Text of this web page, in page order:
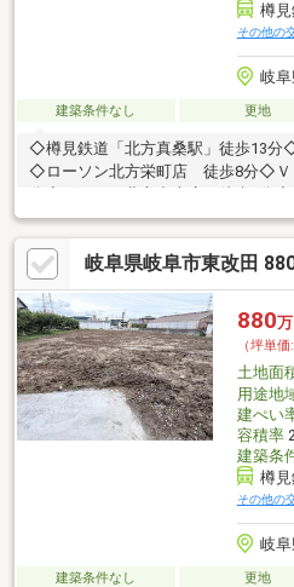
樽
その他の
岐
建築条件なし 更地
◇樽見鉄道「北方真桑駅」徒歩13
◇ローソン北方栄町店 徒歩8分◇Ｖ
歩8分◇岐阜第一高校 徒歩9分
岐阜県岐阜市東改田
880
（坪単価
土地面
用途地
建ぺい
容積率
建築条
樽
その他の
岐
建築条件なし 更地